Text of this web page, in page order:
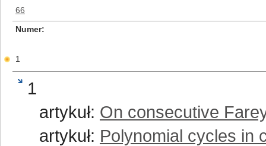
66
Numer
1
1
artykuł: On consecutive
artykuł: Polynomial cycles in